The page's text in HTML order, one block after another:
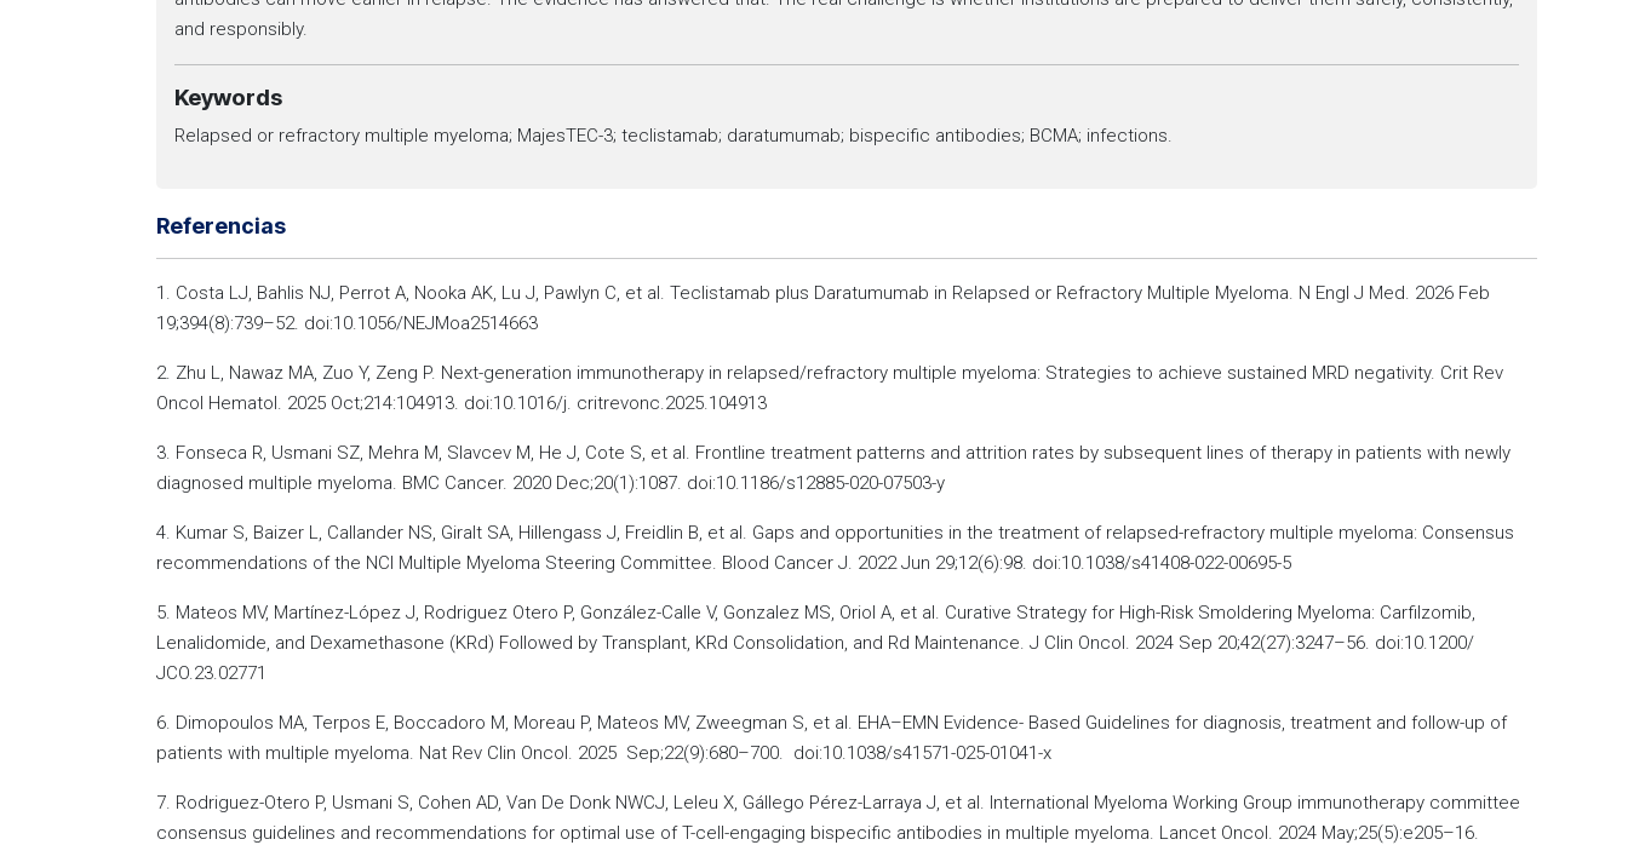
and responsibly.
Keywords
Relapsed or refractory multiple myeloma; MajesTEC-3; teclistamab; daratumumab; bispecific antibodies; BCMA; infections.
Referencias
1. Costa LJ, Bahlis NJ, Perrot A, Nooka AK, Lu J, Pawlyn C, et al. Teclistamab plus Daratumumab in Relapsed or Refractory Multiple Myeloma. N Engl J Med. 2026 Feb
19;394(8):739–52. doi:10.1056/NEJMoa2514663
2. Zhu L, Nawaz MA, Zuo Y, Zeng P. Next-generation immunotherapy in relapsed/refractory multiple myeloma: Strategies to achieve sustained MRD negativity. Crit Rev
Oncol Hematol. 2025 Oct;214:104913. doi:10.1016/j. critrevonc.2025.104913
3. Fonseca R, Usmani SZ, Mehra M, Slavcev M, He J, Cote S, et al. Frontline treatment patterns and attrition rates by subsequent lines of therapy in patients with newly
diagnosed multiple myeloma. BMC Cancer. 2020 Dec;20(1):1087. doi:10.1186/s12885-020-07503-y
4. Kumar S, Baizer L, Callander NS, Giralt SA, Hillengass J, Freidlin B, et al. Gaps and opportunities in the treatment of relapsed-refractory multiple myeloma: Consensus
recommendations of the NCI Multiple Myeloma Steering Committee. Blood Cancer J. 2022 Jun 29;12(6):98. doi:10.1038/s41408-022-00695-5
5. Mateos MV, Martínez-López J, Rodriguez Otero P, González-Calle V, Gonzalez MS, Oriol A, et al. Curative Strategy for High-Risk Smoldering Myeloma: Carfilzomib,
Lenalidomide, and Dexamethasone (KRd) Followed by Transplant, KRd Consolidation, and Rd Maintenance. J Clin Oncol. 2024 Sep 20;42(27):3247–56. doi:10.1200/
JCO.23.02771
6. Dimopoulos MA, Terpos E, Boccadoro M, Moreau P, Mateos MV, Zweegman S, et al. EHA–EMN Evidence- Based Guidelines for diagnosis, treatment and follow-up of
patients with multiple myeloma. Nat Rev Clin Oncol. 2025 Sep;22(9):680–700. doi:10.1038/s41571-025-01041-x
7. Rodriguez-Otero P, Usmani S, Cohen AD, Van De Donk NWCJ, Leleu X, Gállego Pérez-Larraya J, et al. International Myeloma Working Group immunotherapy committee
consensus guidelines and recommendations for optimal use of T-cell-engaging bispecific antibodies in multiple myeloma. Lancet Oncol. 2024 May;25(5):e205–16.